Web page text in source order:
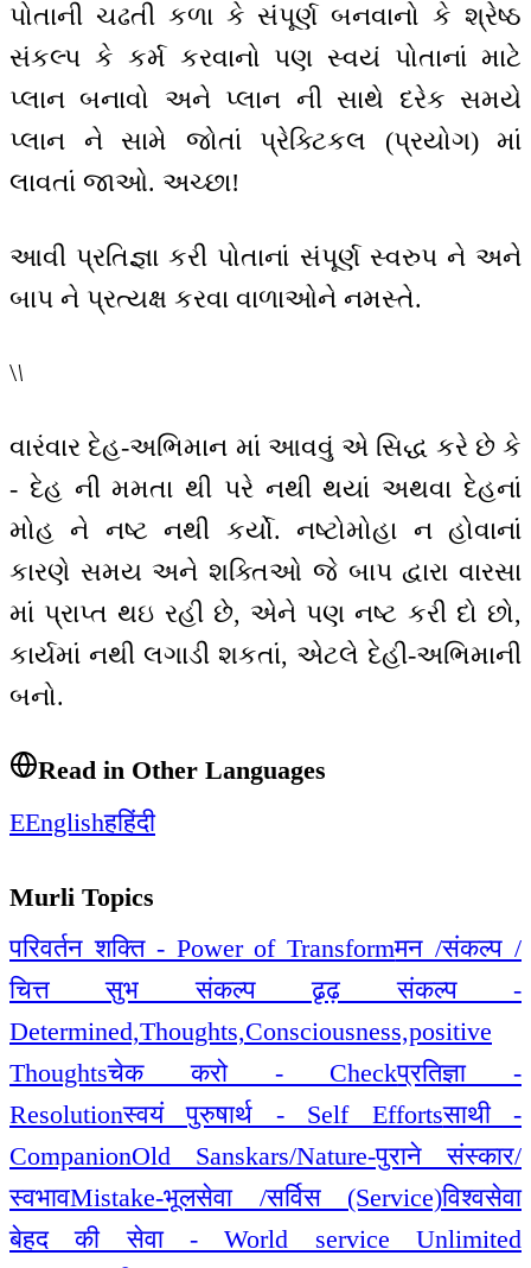
પોતાની ચઢતી કળા કે સંપૂર્ણ બનવાનો કે શ્રેષ્ઠ
સંકલ્પ કે કર્મ કરવાનો પણ સ્વયં પોતાનાં માટે
પ્લાન બનાવો અને પ્લાન ની સાથે દરેક સમયે
પ્લાન ને સામે જોતાં પ્રેક્ટિકલ (પ્રયોગ) માં
લાવતાં જાઓ. અચ્છા!
આવી પ્રતિજ્ઞા કરી પોતાનાં સંપૂર્ણ સ્વરુપ ને અને
બાપ ને પ્રત્યક્ષ કરવા વાળાઓને નમસ્તે.
\\
વારંવાર દેહ-અભિમાન માં આવવું એ સિદ્ધ કરે છે કે
- દેહ ની મમતા થી પરે નથી થયાં અથવા દેહનાં
મોહ ને નષ્ટ નથી કર્યો. નષ્ટોમોહા ન હોવાનાં
કારણે સમય અને શક્તિઓ જે બાપ દ્વારા વારસા
માં પ્રાપ્ત થઇ રહી છે, એને પણ નષ્ટ કરી દો છો,
કાર્યમાં નથી લગાડી શકતાં, એટલે દેહી-અભિમાની
બનો.
Read in Other Languages
EEnglishहहिंदी
Murli Topics
परिवर्तन शक्ति - Power of Transformमन /संकल्प /
चित्त सुभ संकल्प ढृढ़ संकल्प -
Determined,Thoughts,Consciousness,positive
Thoughtsचेक करो - Checkप्रतिज्ञा -
Resolutionस्वयं पुरुषार्थ - Self Effortsसाथी -
CompanionOld Sanskars/Nature-पुराने संस्कार/
स्वभावMistake-भूलसेवा /सर्विस (Service)विश्वसेवा
बेहद की सेवा - World service Unlimited